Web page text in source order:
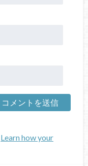
Learn how your